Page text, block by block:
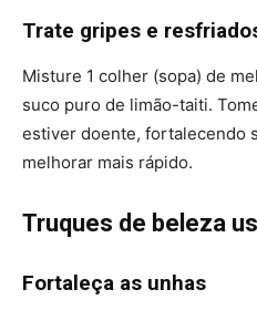
Trate gripes e
Misture 1 colher (sopa) de
suco puro de limão-taiti.
estiver doente, fortalecendo
melhorar mais rápido.
Truques de beleza
Fortaleça as unhas